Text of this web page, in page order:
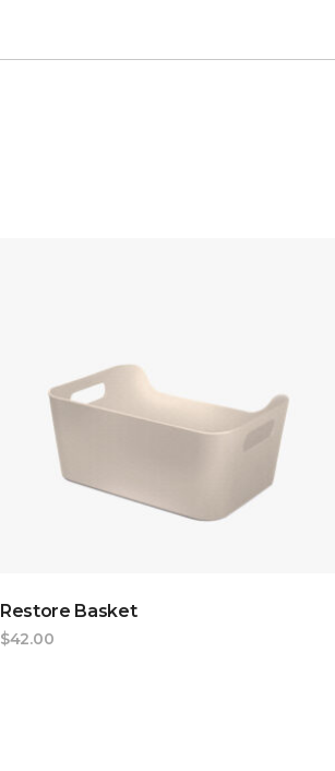
ADD TO CART
Restore Basket
$42.00